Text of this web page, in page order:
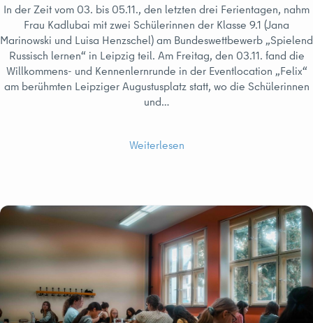
In der Zeit vom 03. bis 05.11., den letzten drei Ferientagen, nahm
Frau Kadlubai mit zwei Schülerinnen der Klasse 9.1 (Jana
Marinowski und Luisa Henzschel) am Bundeswettbewerb „Spielend
Russisch lernen“ in Leipzig teil. Am Freitag, den 03.11. fand die
Willkommens- und Kennenlernrunde in der Eventlocation „Felix“
am berühmten Leipziger Augustusplatz statt, wo die Schülerinnen
und…
Weiterlesen